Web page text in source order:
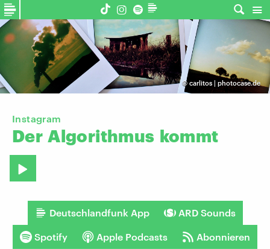
© carlitos | photocase.de
Instagram
Der Algorithmus kommt
Deutschlandfunk App ARD Sounds
Spotify Apple Podcasts Abonnieren